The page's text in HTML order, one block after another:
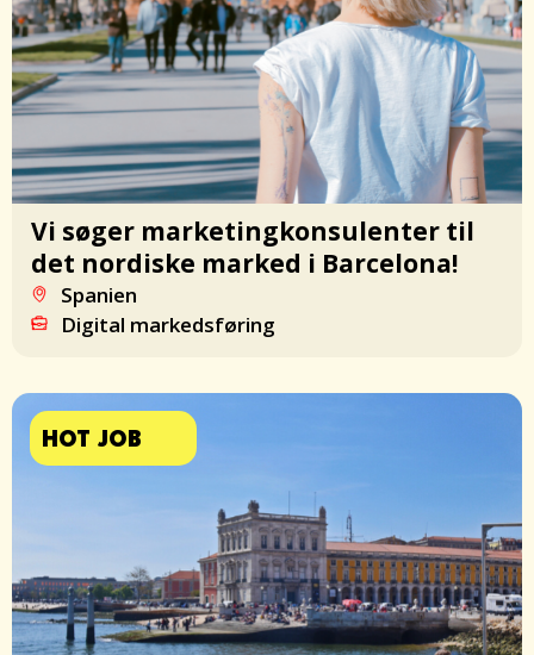
Vi søger marketingkonsulenter til
det nordiske marked i Barcelona!
Spanien
Digital markedsføring
HOT JOB